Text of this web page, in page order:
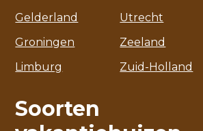
Gelderland
Groningen
Limburg
Utrecht
Zeeland
Zuid-Holland
Soorten